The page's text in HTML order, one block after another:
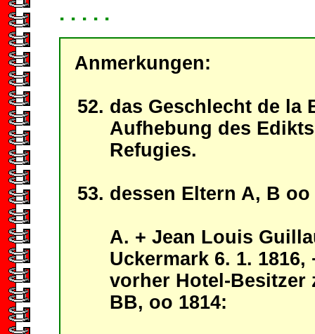
. . . . .
Anmerkungen:
das Geschlecht de la
Aufhebung des
Refugies.
dessen Eltern A, B oo
A. + Jean Louis
Uckermark 6. 1.
vorher Hotel-Besitzer
BB, oo 1814: